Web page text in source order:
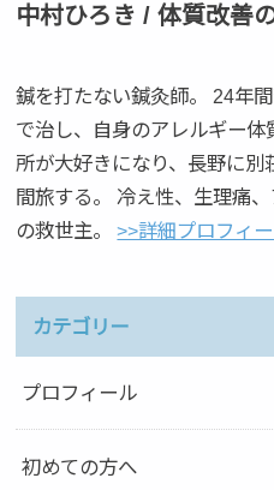
中村ひろき / 体質改善
鍼を打たない鍼灸師。 24年
で治し、自身のアレルギー
所が大好きになり、長野に別
間旅する。 冷え性、生理痛
の救世主。>>詳細プロフィ
カテゴリー
プロフィール
初めての方へ